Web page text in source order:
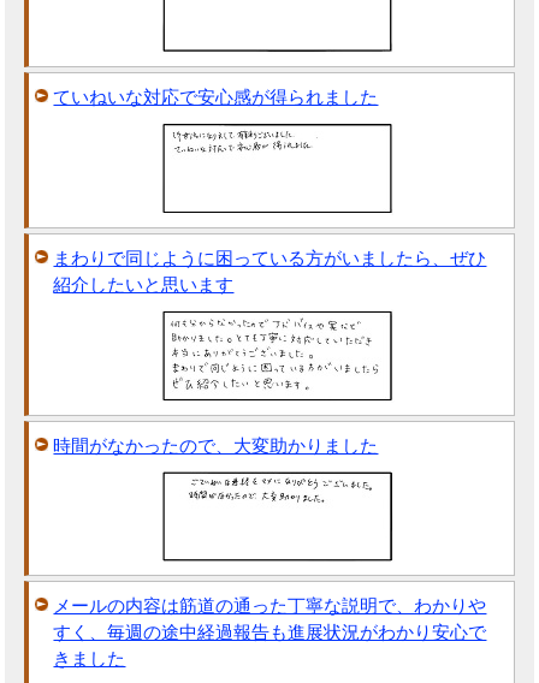
ていねいな対応で安心感が得られました
まわりで同じように困っている方がいましたら、ぜひ
紹介したいと思います
時間がなかったので、大変助かりました
メールの内容は筋道の通った丁寧な説明で、わかりや
すく、毎週の途中経過報告も進展状況がわかり安心で
きました